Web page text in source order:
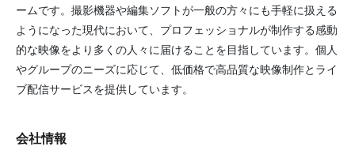
ームです。撮影機器や編集ソフトが一般の方々にも手軽に扱える
ようになった現代において、プロフェッショナルが制作する感動
的な映像をより多くの人々に届けることを目指しています。個人
やグループのニーズに応じて、低価格で高品質な映像制作とライ
ブ配信サービスを提供しています。
会社情報